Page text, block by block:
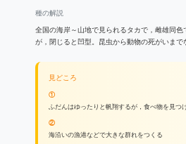
種の解説
全国の海岸～山地で見られるタカで，雌雄同
が，閉じると凹型。昆虫から動物の死がいまで
見どころ
①
ふだんはゆったりと帆翔するが，食べ物を見つ
②
海沿いの漁港などで大きな群れをつくる